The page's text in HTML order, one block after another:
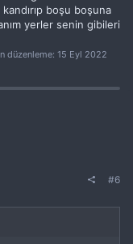
kandırıp boşu boşuna
yerler senin gibileri
düzenleme: 15 Eyl 2022
#6